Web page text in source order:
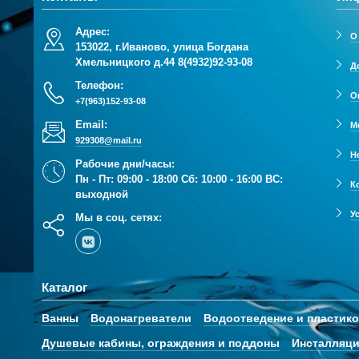
Адрес:
153022, г.Иваново, улица Богдана
Хмельницкого д.448(4932)92-93-08
Телефон:
+7(963)152-93-08
Email:
929308@mail.ru
Рабочие дни/часы:
Пн - Пт: 09:00 - 18:00 Сб: 10:00 - 16:00 ВС:
выходной
Мы в соц. сетях:
О
Каталог
Ванны Водонагреватели Водоотведение и
Душевые кабины, ограждения и поддоны